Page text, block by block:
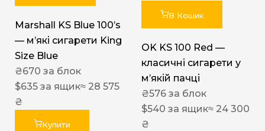
Marshall KS Blue 100’s
— м’які сигарети King
Size Blue
₴670 за блок
$635 за ящик≈ 28 575
₴
Купити
В Кошик
OK KS 100 Red —
класичні сигарети у
м’якій пачці
₴576 за блок
$540 за ящик≈ 24 300
₴